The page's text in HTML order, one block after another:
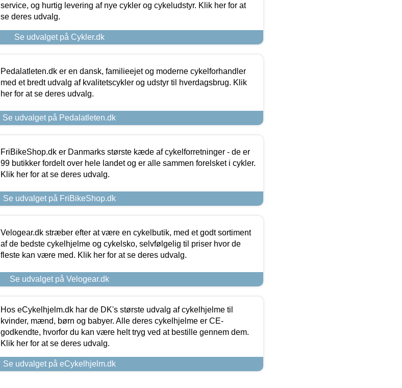
service, og hurtig levering af nye cykler og cykeludstyr. Klik her for at
se deres udvalg.
Se udvalget på Cykler.dk
Pedalatleten.dk er en dansk, familieejet og moderne cykelforhandler
med et bredt udvalg af kvalitetscykler og udstyr til hverdagsbrug. Klik
her for at se deres udvalg.
Se udvalget på Pedalatleten.dk
FriBikeShop.dk er Danmarks største kæde af cykelforretninger - de er
99 butikker fordelt over hele landet og er alle sammen forelsket i cykler.
Klik her for at se deres udvalg.
Se udvalget på FriBikeShop.dk
Velogear.dk stræber efter at være en cykelbutik, med et godt sortiment
af de bedste cykelhjelme og cykelsko, selvfølgelig til priser hvor de
fleste kan være med. Klik her for at se deres udvalg.
Se udvalget på Velogear.dk
Hos eCykelhjelm.dk har de DK's største udvalg af cykelhjelme til
kvinder, mænd, børn og babyer. Alle deres cykelhjelme er CE-
godkendte, hvorfor du kan være helt tryg ved at bestille gennem dem.
Klik her for at se deres udvalg.
Se udvalget på eCykelhjelm.dk